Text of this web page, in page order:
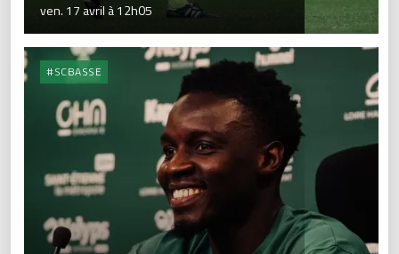
ven. 17 avril à 12h05
#SCBASSE